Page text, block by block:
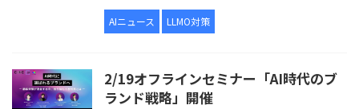
AIニュース LLMO対策
2/19オフラインセミナー「AI時代のブ
ランド戦略」開催